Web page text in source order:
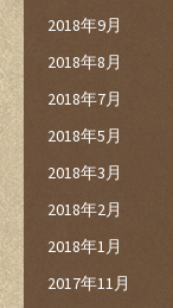
2018年9月
2018年8月
2018年7月
2018年5月
2018年3月
2018年2月
2018年1月
2017年11月